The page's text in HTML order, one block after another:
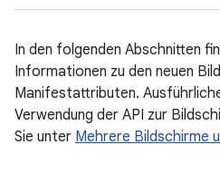
In den folgenden Abschnitten
Informationen zu den neuen
Manifestattributen.
Verwendung der API zur
Sie unter Mehrere Bildschirme